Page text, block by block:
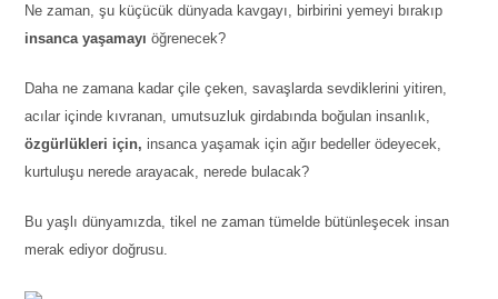
Ne zaman, şu küçücük dünyada kavgayı, birbirini yemeyi bırakıp
insanca yaşamayı öğrenecek?
Daha ne zamana kadar çile çeken, savaşlarda sevdiklerini yitiren,
acılar içinde kıvranan, umutsuzluk girdabında boğulan insanlık,
özgürlükleri için, insanca yaşamak için ağır bedeller ödeyecek,
kurtuluşu nerede arayacak, nerede bulacak?
Bu yaşlı dünyamızda, tikel ne zaman tümelde bütünleşecek insan
merak ediyor doğrusu.